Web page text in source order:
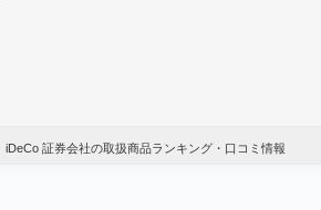
iDeCo 証券会社の取扱商品ランキング・口コミ情報